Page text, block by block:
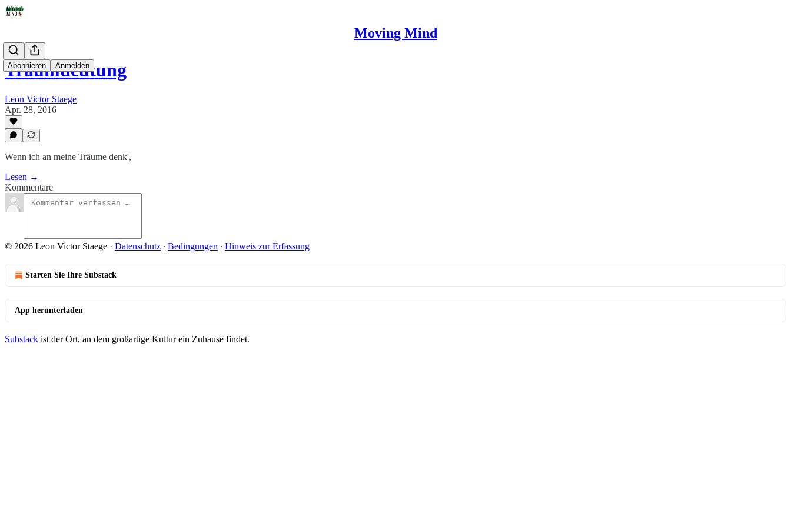
Moving Mind
Abonnieren Anmelden
Traumdeutung
Leon Victor Staege
Apr. 28, 2016
Wenn ich an meine Träume denk',
Lesen →
Kommentare
© 2026 Leon Victor Staege · Datenschutz ∙ Bedingungen ∙ Hinweis zur Erfassung
Starten Sie Ihre Substack
App herunterladen
Substack ist der Ort, an dem großartige Kultur ein Zuhause findet.